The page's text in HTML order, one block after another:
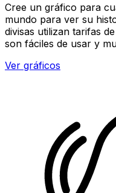
Cree un gráfico para
mundo para ver su
divisas utilizan tarifas
son fáciles de usar y
Ver gráficos